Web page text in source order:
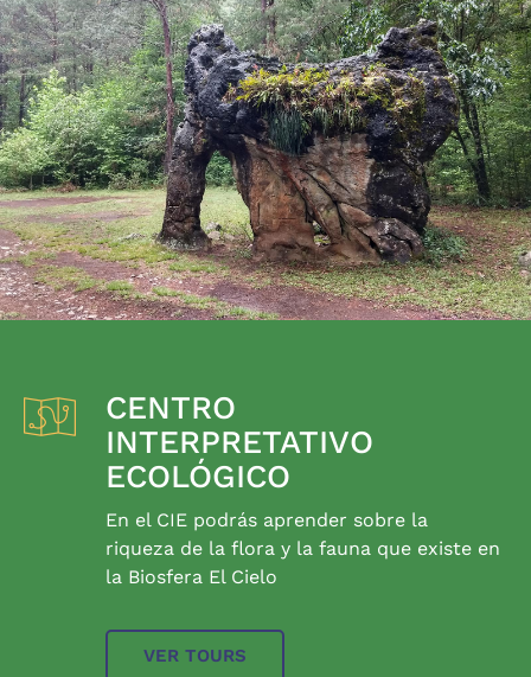
CENTRO
INTERPRETATIVO
ECOLÓGICO
En el CIE podrás aprender sobre la
riqueza de la flora y la fauna que existe en
la Biosfera El Cielo
VER TOURS